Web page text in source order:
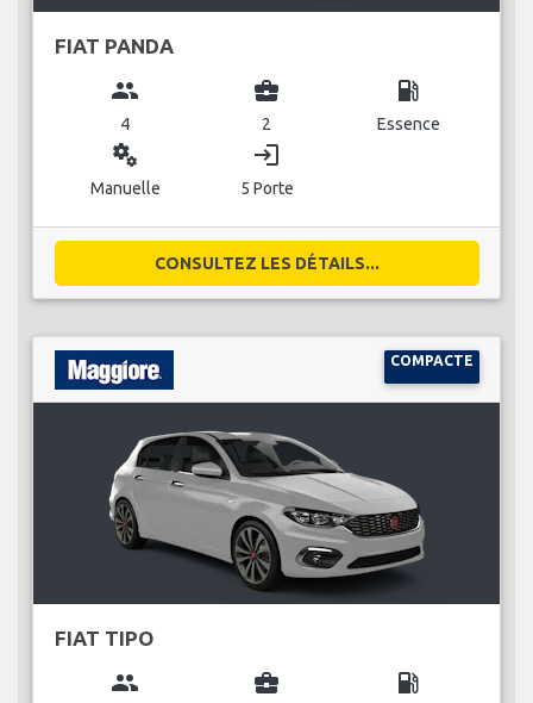
FIAT PANDA
group
4
business_center
2
local_gas_station
Essence
miscellaneous_services
Manuelle
login
5 Porte
CONSULTEZ LES DÉTAILS...
COMPACTE
FIAT TIPO
group business_center local_gas_station